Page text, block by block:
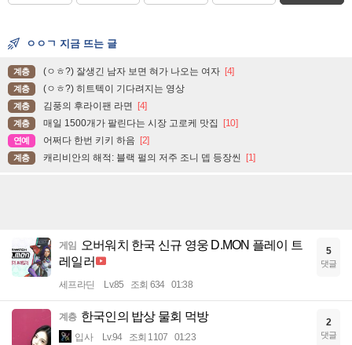
ㅇㅇㄱ 지금 뜨는 글
계층 (ㅇㅎ?) 잘생긴 남자 보면 혀가 나오는 여자 [4]
계층 (ㅇㅎ?) 히트텍이 기다려지는 영상
계층 김풍의 후라이팬 라면 [4]
계층 매일 1500개가 팔린다는 시장 고로케 맛집 [10]
연예 어쩌다 한번 키키 하음 [2]
계층 캐리비안의 해적: 블랙 펄의 저주 조니 뎁 등장씬 [1]
게임
오버워치 한국 신규 영웅 D.MON 플레이 트
레일러
세프라딘 Lv.85 조회 634 01:38
5
댓글
계층 한국인의 밥상 물회 먹방
입사 Lv.94 조회 1107 01:23
2
댓글